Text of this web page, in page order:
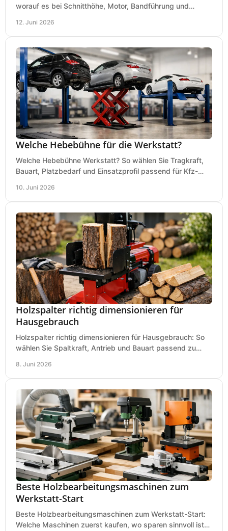
worauf es bei Schnitthöhe, Motor, Bandführung und
12. Juni 2026
Welche Hebebühne für die Werkstatt?
Welche Hebebühne Werkstatt? So wählen Sie Tragkraft,
Bauart, Platzbedarf und Einsatzprofil passend für Kfz-
10. Juni 2026
Holzspalter richtig dimensionieren für
Hausgebrauch
Holzspalter richtig dimensionieren für Hausgebrauch: So
wählen Sie Spaltkraft, Antrieb und Bauart passend zu
8. Juni 2026
Beste Holzbearbeitungsmaschinen zum
Werkstatt-Start
Beste Holzbearbeitungsmaschinen zum Werkstatt-Start:
Welche Maschinen zuerst kaufen, wo sparen sinnvoll ist